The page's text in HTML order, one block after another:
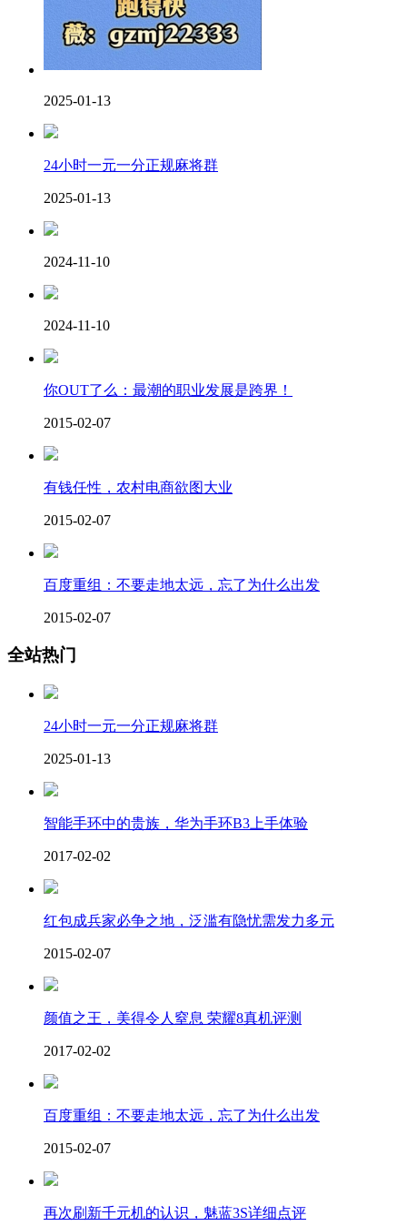
2025-01-13
24小时一元一分正规麻将群
2025-01-13
2024-11-10
2024-11-10
你OUT了么：最潮的职业发展是跨界！
2015-02-07
有钱任性，农村电商欲图大业
2015-02-07
百度重组：不要走地太远，忘了为什么出发
2015-02-07
全站热门
24小时一元一分正规麻将群
2025-01-13
智能手环中的贵族，华为手环B3上手体验
2017-02-02
红包成兵家必争之地，泛滥有隐忧需发力多元
2015-02-07
颜值之王，美得令人窒息 荣耀8真机评测
2017-02-02
百度重组：不要走地太远，忘了为什么出发
2015-02-07
再次刷新千元机的认识，魅蓝3S详细点评